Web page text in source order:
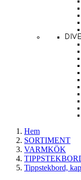
Hem
SORTIMENT
VARMKÖK
Tippstekbord,